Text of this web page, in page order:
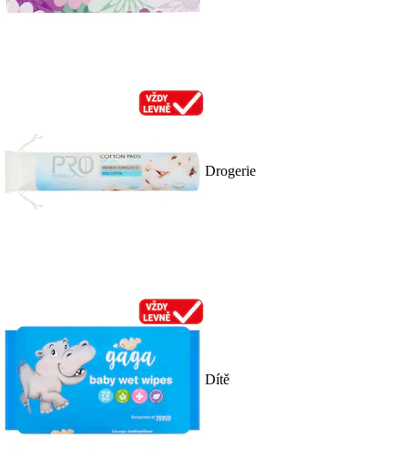
Drogerie
Dítě